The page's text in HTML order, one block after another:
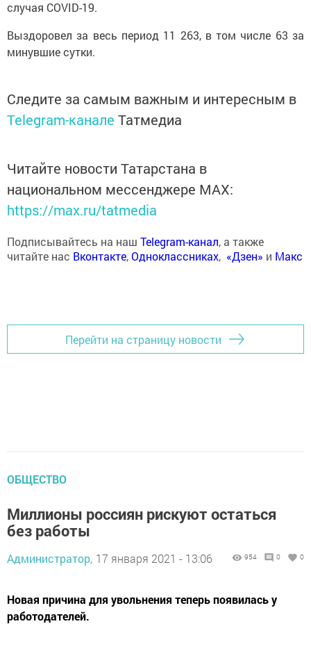
случая COVID-19.
Выздоровел за весь период 11 263, в том числе 63 за
минувшие сутки.
Следите за самым важным и интересным в
Telegram-канале Татмедиа
Читайте новости Татарстана в
национальном мессенджере MАХ:
https://max.ru/tatmedia
Подписывайтесь на наш Telegram-канал, а также
читайте нас Вконтакте,Одноклассниках, «Дзен» и Макс
Перейти на страницу новости
ОБЩЕСТВО
Миллионы россиян рискуют остаться
без работы
Администратор, 17 января 2021 - 13:06 954 0 0
Новая причина для увольнения теперь появилась у
работодателей.